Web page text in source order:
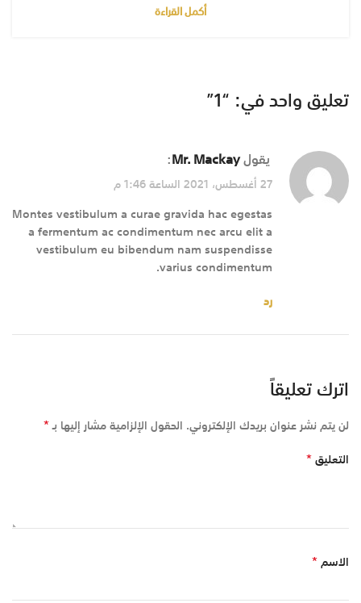
أكمل القراءة
تعليق واحد في: “1”
يقولMr. Mackay
:
27 أغسطس، 2021 الساعة 1:46 م
Montes vestibulum a curae gravida hac egestas
a fermentum ac condimentum nec arcu elit a
vestibulum eu bibendum nam suspendisse
varius condimentum.
رد
اترك تعليقاً
لن يتم نشر عنوان بريدك الإلكتروني. الحقول الإلزامية مشار إليها بـ*
التعليق*
الاسم*